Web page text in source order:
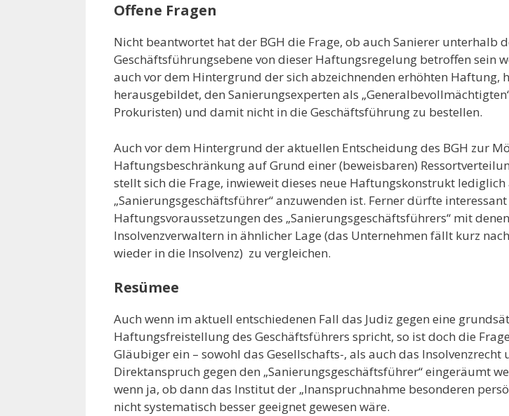
Offene Fragen
Nicht beantwortet hat der BGH die Frage, ob auch Sanierer unterhalb
Geschäftsführungsebene von dieser Haftungsregelung betroffen sein
auch vor dem Hintergrund der sich abzeichnenden erhöhten Haftung,
herausgebildet, den Sanierungsexperten als
Prokuristen) und damit nicht in die Geschäftsführung zu bestellen.
Auch vor dem Hintergrund der aktuellen Entscheidung des BGH zur
Haftungsbeschränkung auf Grund einer (beweisbaren)
stellt sich die Frage, inwieweit dieses neue Haftungskonstrukt lediglich
„Sanierungsgeschäftsführer“ anzuwenden ist. Ferner dürfte
Haftungsvoraussetzungen des „Sanierungsgeschäftsführers“ mit
Insolvenzverwaltern in ähnlicher Lage (das Unternehmen fällt kurz
wieder in die Insolvenz) zu vergleichen.
Resümee
Auch wenn im aktuell entschiedenen Fall das Judiz gegen eine
Haftungsfreistellung des Geschäftsführers spricht, so ist doch die
Gläubiger ein – sowohl das Gesellschafts-, als auch das Insolvenzrecht
Direktanspruch gegen den „Sanierungsgeschäftsführer“ eingeräumt
wenn ja, ob dann das Institut der „Inanspruchnahme besonderen
nicht systematisch besser geeignet gewesen wäre.